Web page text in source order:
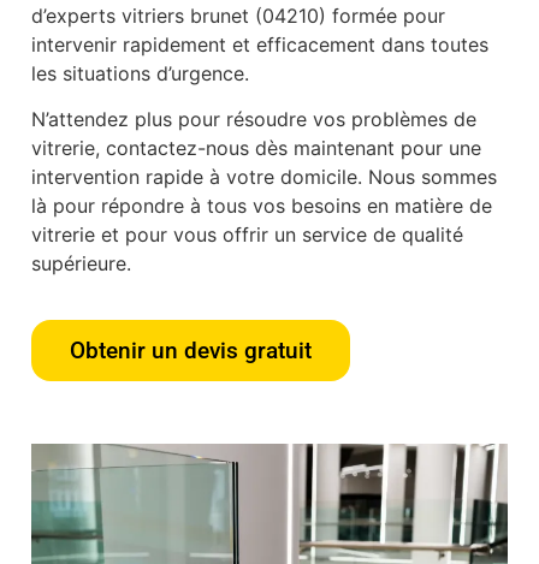
d’experts vitriers brunet (04210) formée pour
intervenir rapidement et efficacement dans toutes
les situations d’urgence.
N’attendez plus pour résoudre vos problèmes de
vitrerie, contactez-nous dès maintenant pour une
intervention rapide à votre domicile. Nous sommes
là pour répondre à tous vos besoins en matière de
vitrerie et pour vous offrir un service de qualité
supérieure.
Obtenir un devis gratuit